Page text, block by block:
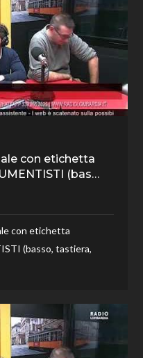
con etichetta
(bas…
con etichetta
(basso, tastiera,